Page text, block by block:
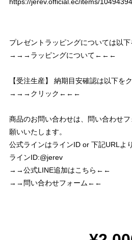
プレゼントラッピングについては以下
→→→ラッピングについて←←←
【受注生産】 納期目安確認は以下を
→→→クリック←←←
商品のお問い合わせは、問い合わせ
願いいたします。
公式ラインはラインID or 下記URLよ
ラインID:@jerev
→→公式LINE追加はこちら←←
→→問い合わせフォーム←←